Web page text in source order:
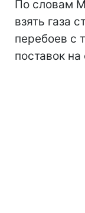
По словам
взять газа
перебоев с
поставок